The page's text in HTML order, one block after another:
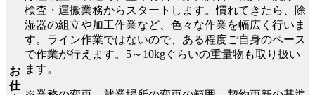
お
仕
検査・運搬業務からスタートします。慣れてきたら、除
湿器の組立や加工作業など、色々な作業を幅広く行いま
す。ライン作業ではないので、ある程度ご自身のペース
で作業が行えます。5～10kgぐらいの重量物も取り扱い
ます。